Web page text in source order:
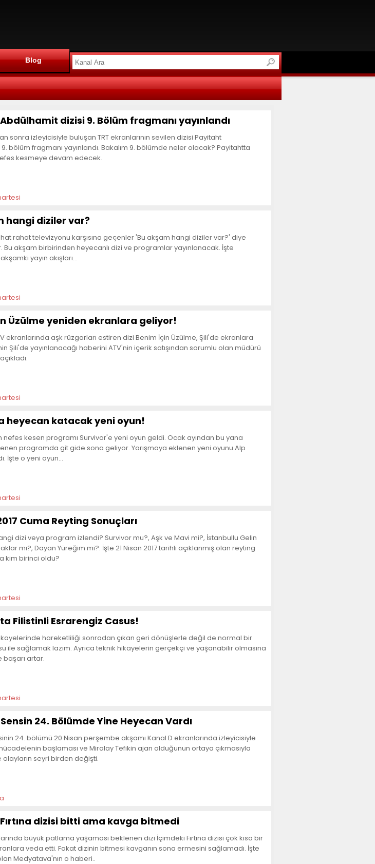
Blog
dizisi 9. Bölüm fragmanı yayınlandı
sonra izleyicisiyle buluşan TRT ekranlarının sevilen dizisi Payitaht
9. bölüm fragmanı yayınlandı. Bakalım 9. bölümde neler olacak? Payitahtta
kesmeye devam edecek.
hangi diziler var?
rahat televizyonu karşısına geçenler 'Bu akşam hangi diziler var?' diye
Bu akşam birbirinden heyecanlı dizi ve programlar yayınlanacak. İşte
yayın akışları...
Üzülme yeniden ekranlara geliyor!
ekranlarında aşk rüzgarları estiren dizi Benim İçin Üzülme, Şili'de ekranlara
Şili'de yayınlanacağı haberini ATV'nin içerik satışından sorumlu olan müdürü
heyecan katacak yeni oyun!
nefes kesen programı Survivor'e yeni oyun geldi. Ocak ayından bu yana
programda git gide sona geliyor. Yarışmaya eklenen yeni oyunu Alp
İşte o yeni oyun...
Cuma Reyting Sonuçları
dizi veya program izlendi? Survivor mu?, Aşk ve Mavi mi?, İstanbullu Gelin
mı?, Dayan Yüreğim mi?. İşte 21 Nisan 2017 tarihli açıklanmış olan reyting
kim birinci oldu?
Filistinli Esrarengiz Casus!
hareketliliği sonradan çıkan geri dönüşlerle değil de normal bir
ile sağlamak lazım. Ayrıca teknik hikayelerin gerçekçi ve yaşanabilir olmasına
artar.
24. Bölümde Yine Heyecan Vardı
24. bölümü 20 Nisan perşembe akşamı Kanal D ekranlarında izleyicisiyle
başlaması ve Miralay Tefikin ajan olduğunun ortaya çıkmasıyla
seyri birden değişti.
dizisi bitti ama kavga bitmedi
büyük patlama yaşaması beklenen dizi İçimdeki Fırtına dizisi çok kısa bir
veda etti. Fakat dizinin bitmesi kavganın sona ermesini sağlamadı. İşte
Medyatava'nın o haberi..